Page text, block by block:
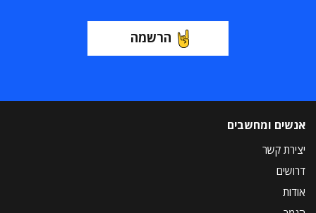
הרשמה
אנשים ומחשבים
יצירת קשר
דרושים
אודות